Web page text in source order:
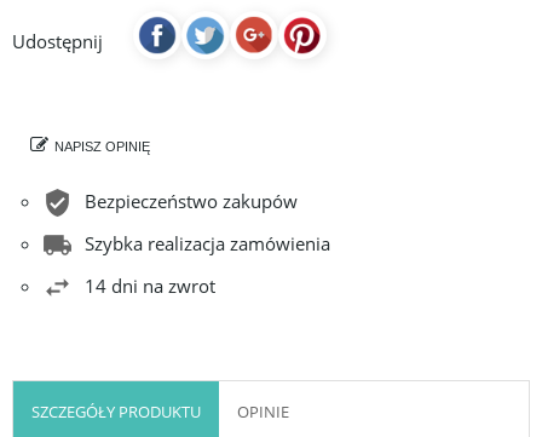
Udostępnij
NAPISZ OPINIĘ
Bezpieczeństwo zakupów
Szybka realizacja zamówienia
14 dni na zwrot
SZCZEGÓŁY PRODUKTU OPINIE